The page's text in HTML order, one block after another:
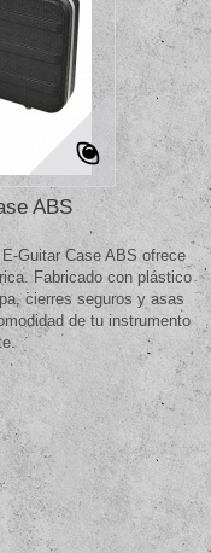
ABS
Guitar Case ABS ofrece
Fabricado con plástico
cierres seguros y asas
de tu instrumento